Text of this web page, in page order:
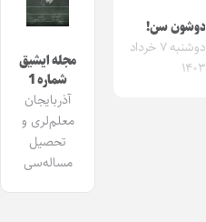
دوشون سن!
دوشنبه ۷ خرداد
۱۴۰۳
مجله ایشیق
شماره 1
آذربایجان
معلم‌لری و
تحصیل
مساله‌سی